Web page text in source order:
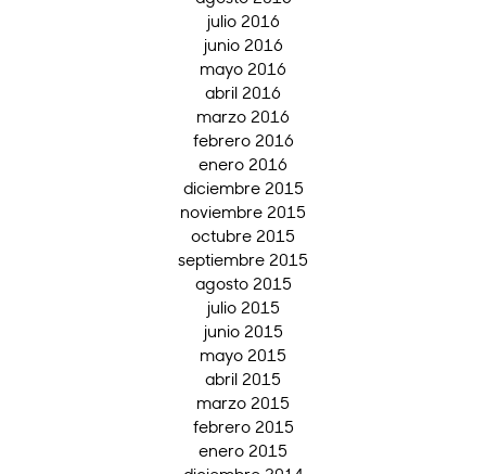
julio 2016
junio 2016
mayo 2016
abril 2016
marzo 2016
febrero 2016
enero 2016
diciembre 2015
noviembre 2015
octubre 2015
septiembre 2015
agosto 2015
julio 2015
junio 2015
mayo 2015
abril 2015
marzo 2015
febrero 2015
enero 2015